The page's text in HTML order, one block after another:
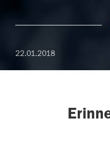
22.01.2018